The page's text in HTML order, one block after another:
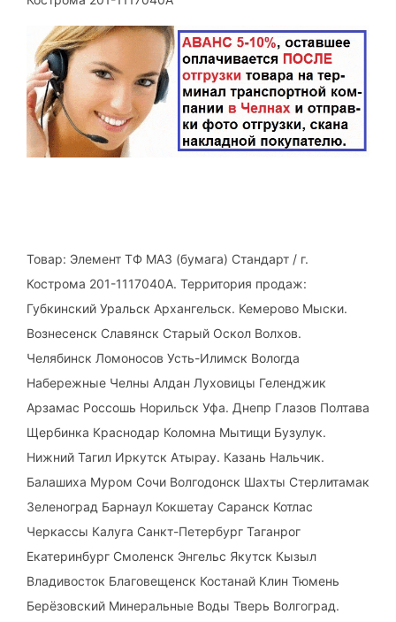
Товар: Элемент ТФ МАЗ (бумага) Стандарт / г.
Кострома 201-1117040А. Территория продаж:
Губкинский Уральск Архангельск. Кемерово Мыски.
Вознесенск Славянск Старый Оскол Волхов.
Челябинск Ломоносов Усть-Илимск Вологда
Набережные Челны Алдан Луховицы Геленджик
Арзамас Россошь Норильск Уфа. Днепр Глазов Полтава
Щербинка Краснодар Коломна Мытищи Бузулук.
Нижний Тагил Иркутск Атырау. Казань Нальчик.
Балашиха Муром Сочи Волгодонск Шахты Стерлитамак
Зеленоград Барнаул Кокшетау Саранск Котлас
Черкассы Калуга Санкт-Петербург Таганрог
Екатеринбург Смоленск Энгельс Якутск Кызыл
Владивосток Благовещенск Костанай Клин Тюмень
Берёзовский Минеральные Воды Тверь Волгоград.